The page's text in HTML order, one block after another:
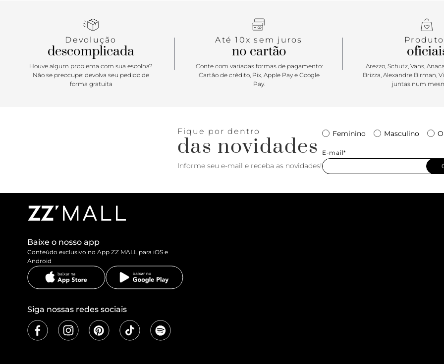
Devolução
descomplicada
Houve algum problema com sua escolha?
Não se preocupe: devolva seu pedido de
forma gratuita
Até 10x sem juros
no cartão
Conte com variadas formas de pagamento:
Cartão de crédito, Pix, Apple Pay e Google
Pay.
Arezzo, Schutz, Vans,
Brizza, Alexandre Birman,
juntas num
Fique por dentro
das novidades
Informe seu e-mail e receba as novidades!
Feminino Masculino
E-mail*
Baixe o nosso app
Conteúdo exclusivo no App ZZ MALL para iOS e
Android
Siga nossas redes sociais